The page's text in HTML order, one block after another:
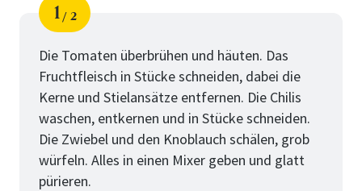
Schritt
1
von
2
Die Tomaten überbrühen und häuten. Das
Fruchtfleisch in Stücke schneiden, dabei die
Kerne und Stielansätze entfernen. Die Chilis
waschen, entkernen und in Stücke schneiden.
Die Zwiebel und den Knoblauch schälen, grob
würfeln. Alles in einen Mixer geben und glatt
pürieren.